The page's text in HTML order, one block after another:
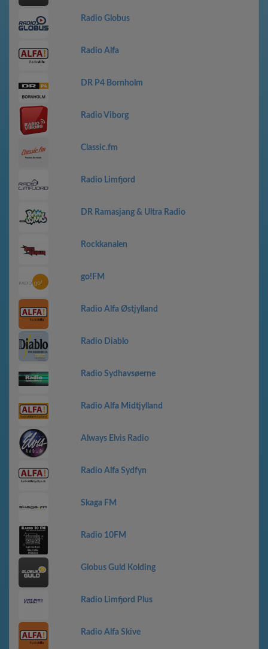
Radio Globus
Radio Alfa
DR P4 Bornholm
Radio Viborg
Classic.fm
Radio Limfjord
DR Ramasjang & Ultra Radio
Rockkanalen
go!FM
Radio Alfa Østjylland
Radio Diablo
Radio Sydhavsøerne
Radio Alfa Midtjylland
Always Elvis Radio
Radio Alfa Sydfyn
Skaga FM
Radio 10FM
Globus Guld Kolding
Radio Limfjord Plus
Radio Alfa Skive